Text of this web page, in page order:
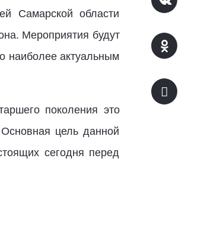
Самарской области
Мероприятия будут
наиболее актуальным
поколения это
цель данной
сегодня перед